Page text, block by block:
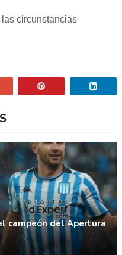
circunstancias
campeón del Apertura